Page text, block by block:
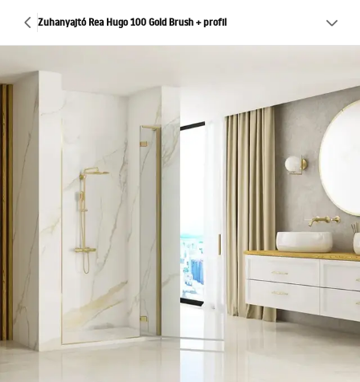
Zuhanyajtó Rea Hugo 100 Gold Brush + profil